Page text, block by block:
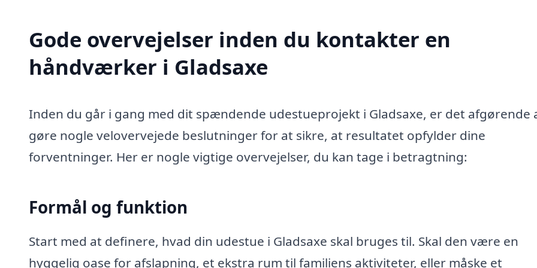
Gode overvejelser inden du kontakter en
håndværker i Gladsaxe
Inden du går i gang med dit spændende udestueprojekt i Gladsaxe, er det afgørende
gøre nogle velovervejede beslutninger for at sikre, at resultatet opfylder dine
forventninger. Her er nogle vigtige overvejelser, du kan tage i betragtning:
Formål og funktion
Start med at definere, hvad din udestue i Gladsaxe skal bruges til. Skal den være en
hyggelig oase for afslapning, et ekstra rum til familiens aktiviteter, eller måske et